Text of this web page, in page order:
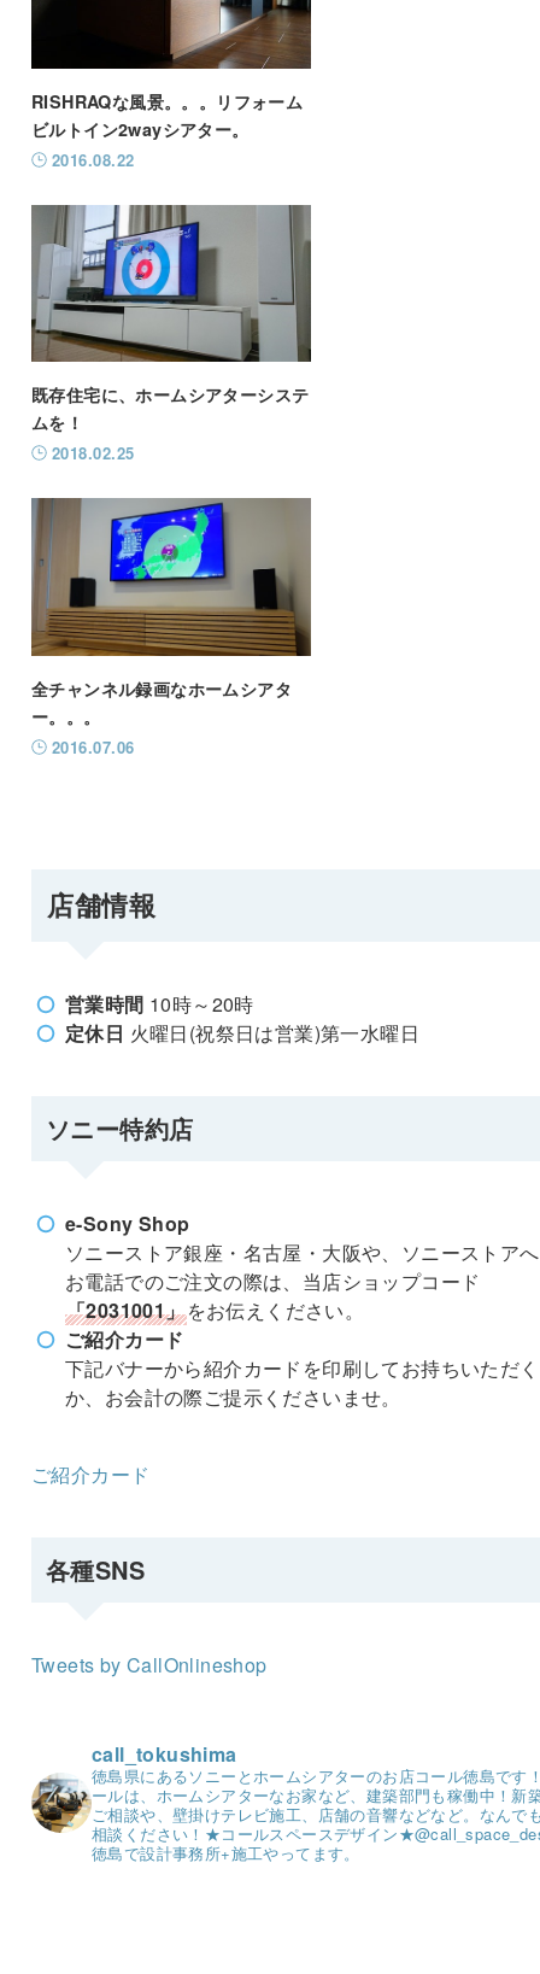
RISHRAQな風景。。。リフォーム
ビルトイン2wayシアター。
2016.08.22
既存住宅に、ホームシアターシステ
ムを！
2018.02.25
全チャンネル録画なホームシアタ
ー。。。
2016.07.06
店舗情報
営業時間 10時～20時
定休日 火曜日(祝祭日は営業)第一水曜日
ソニー特約店
e-Sony Shop
ソニーストア銀座・名古屋・大阪や、ソニーストア
お電話でのご注文の際は、当店ショップコード
「2031001」をお伝えください。
ご紹介カード
下記バナーから紹介カードを印刷してお持ちいただく
か、お会計の際ご提示くださいませ。
ご紹介カード
各種SNS
Tweets by CallOnlineshop
call_tokushima
徳島県にあるソニーとホームシアターのお店コール徳島です
ールは、ホームシアターなお家など、建築部門も稼働中！ 新
ご相談や、壁掛けテレビ施工、店舗の音響などなど。 なんで
相談ください！ ★コールスペースデザイン★
徳島で設計事務所+施工やってます。